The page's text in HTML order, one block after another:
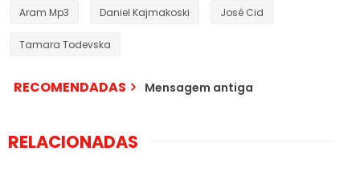
Aram Mp3 Daniel Kajmakoski José Cid
Tamara Todevska
RECOMENDADAS Mensagem antiga
RELACIONADAS